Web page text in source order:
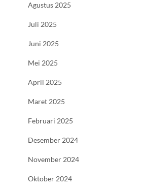
Agustus 2025
Juli 2025
Juni 2025
Mei 2025
April 2025
Maret 2025
Februari 2025
Desember 2024
November 2024
Oktober 2024